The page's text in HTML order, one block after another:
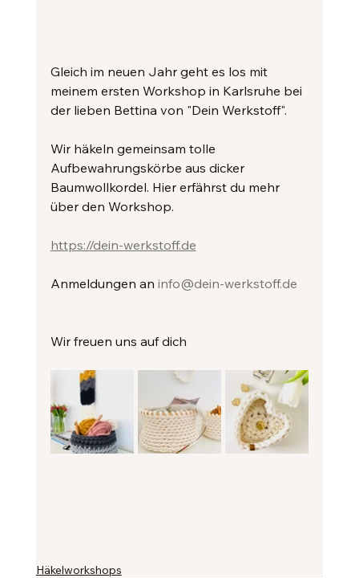
Gleich im neuen Jahr geht es los mit
meinem ersten Workshop in Karlsruhe bei
der lieben Bettina von "Dein Werkstoff".
Wir häkeln gemeinsam tolle
Aufbewahrungskörbe aus dicker
Baumwollkordel. Hier erfährst du mehr
über den Workshop.
https://dein-werkstoff.de
Anmeldungen an info@dein-werkstoff.de
Wir freuen uns auf dich
Häkelworkshops